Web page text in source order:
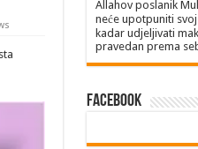
Allahov poslanik
neće upotpuniti
kadar udjeljivati
pravedan prema
Facebook